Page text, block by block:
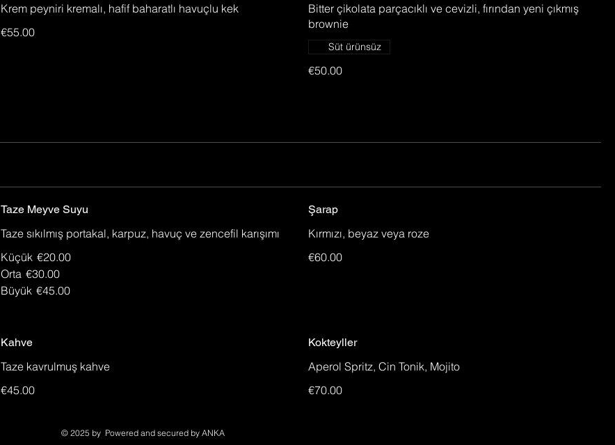
Krem peyniri kremalı, hafif baharatlı havuçlu kek
€55.00
Bitter çikolata parçacıklı ve cevizli, fırından yeni çıkmış
brownie
€50.00
Süt ürünsüz
Taze Meyve Suyu
Taze sıkılmış portakal, karpuz, havuç ve zencefil karışımı
Küçük €20.00
Orta €30.00
Büyük €45.00
Şarap
Kırmızı, beyaz veya roze
€60.00
Kahve
Taze kavrulmuş kahve
€45.00
Kokteyller
Aperol Spritz, Cin Tonik, Mojito
€70.00
© 2025 by Powered and secured by ANKA